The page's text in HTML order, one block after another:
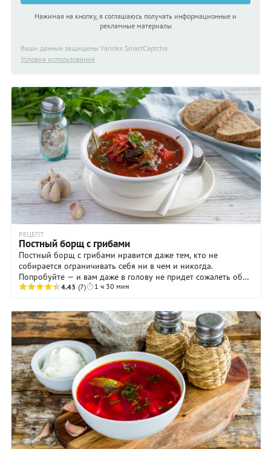
Нажимая на кнопку, я соглашаюсь получать информационные и
рекламные материалы
Ваши данные защищены Yandex SmartCaptcha
Условия использования
РЕЦЕПТ
Постный борщ с грибами
Постный борщ с грибами нравится даже тем, кто не
собирается ограничивать себя ни в чем и никогда.
Попробуйте — и вам даже в голову не придет сожалеть об
отсутствии в этом супе мяса! Кстати, ...
4.43 (7) 1 ч 30 мин